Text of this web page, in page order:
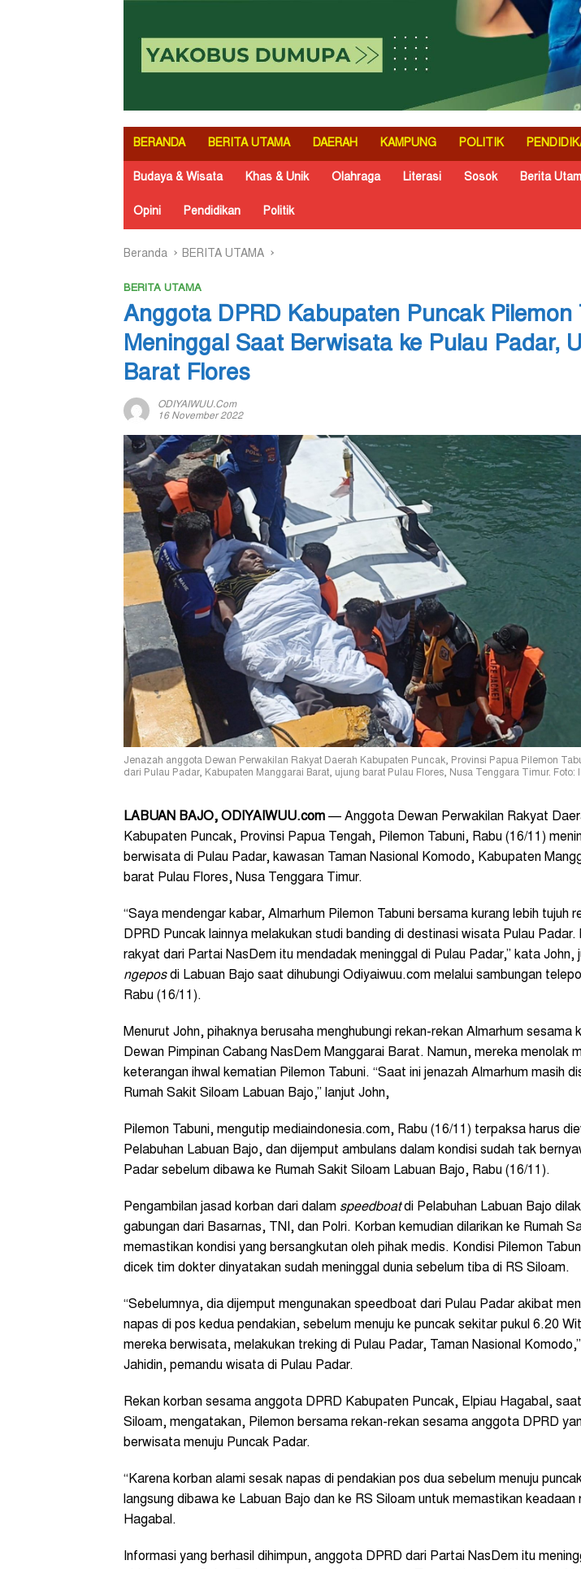
BERANDA BERITA UTAMA DAERAH KAMPUNG POLITIK
Budaya & Wisata Khas & Unik Olahraga Literasi Sosok Berita
Opini Pendidikan Politik
Beranda BERITA UTAMA
BERITA UTAMA
Anggota DPRD Kabupaten Puncak Pilemon
Meninggal Saat Berwisata ke Pulau Padar,
Barat Flores
ODIYAIWUU.com
16 November 2022
Jenazah anggota Dewan Perwakilan Rakyat Daerah Kabupaten Puncak, Provinsi Papua Pilemon
dari Pulau Padar, Kabupaten Manggarai Barat, ujung barat Pulau Flores, Nusa Tenggara Timur. Foto:
LABUAN BAJO, ODIYAIWUU.com — Anggota Dewan Perwakilan Rakyat
Kabupaten Puncak, Provinsi Papua Tengah, Pilemon Tabuni, Rabu (16/11)
berwisata di Pulau Padar, kawasan Taman Nasional Komodo, Kabupaten
barat Pulau Flores, Nusa Tenggara Timur.
“Saya mendengar kabar, Almarhum Pilemon Tabuni bersama kurang lebih tujuh
DPRD Puncak lainnya melakukan studi banding di destinasi wisata Pulau Padar.
rakyat dari Partai NasDem itu mendadak meninggal di Pulau Padar,” kata John,
ngeposdi Labuan Bajo saat dihubungi Odiyaiwuu.com melalui sambungan
Rabu (16/11).
Menurut John, pihaknya berusaha menghubungi rekan-rekan Almarhum sesama
Dewan Pimpinan Cabang NasDem Manggarai Barat. Namun, mereka menolak
keterangan ihwal kematian Pilemon Tabuni. “Saat ini jenazah Almarhum masih
Rumah Sakit Siloam Labuan Bajo,” lanjut John,
Pilemon Tabuni, mengutip mediaindonesia.com, Rabu (16/11) terpaksa harus
Pelabuhan Labuan Bajo, dan dijemput ambulans dalam kondisi sudah tak
Padar sebelum dibawa ke Rumah Sakit Siloam Labuan Bajo, Rabu (16/11).
Pengambilan jasad korban dari dalam speedboatdi Pelabuhan Labuan Bajo
gabungan dari Basarnas, TNI, dan Polri. Korban kemudian dilarikan ke Rumah
memastikan kondisi yang bersangkutan oleh pihak medis. Kondisi Pilemon
dicek tim dokter dinyatakan sudah meninggal dunia sebelum tiba di RS Siloam.
“Sebelumnya, dia dijemput mengunakan speedboat dari Pulau Padar akibat
napas di pos kedua pendakian, sebelum menuju ke puncak sekitar pukul 6.20
mereka berwisata, melakukan treking di Pulau Padar, Taman Nasional
Jahidin, pemandu wisata di Pulau Padar.
Rekan korban sesama anggota DPRD Kabupaten Puncak, Elpiau Hagabal,
Siloam, mengatakan, Pilemon bersama rekan-rekan sesama anggota DPRD
berwisata menuju Puncak Padar.
“Karena korban alami sesak napas di pendakian pos dua sebelum menuju
langsung dibawa ke Labuan Bajo dan ke RS Siloam untuk memastikan keadaan
Hagabal.
Informasi yang berhasil dihimpun, anggota DPRD dari Partai NasDem itu